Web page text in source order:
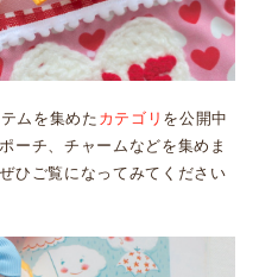
ムを集めた カテゴリ を公開中
ーチ、チャームなどを集めま
ひご覧になってみてください